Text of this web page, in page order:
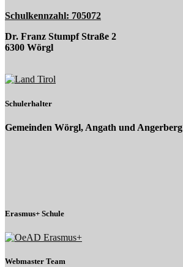
Schulkennzahl: 705072
Dr. Franz Stumpf Straße 2
6300 Wörgl
Schulerhalter
Gemeinden Wörgl, Angath und Angerberg
Erasmus+ Schule
Webmaster Team